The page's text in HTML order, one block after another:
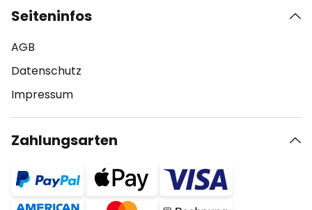
Seiteninfos
AGB
Datenschutz
Impressum
Zahlungsarten